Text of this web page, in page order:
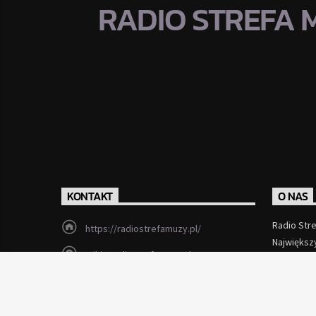
RADIO STREFA
KONTAKT
https://radiostrefamuzy.pl/
miki@radiostrefamuzy.pl
O NAS
Radio